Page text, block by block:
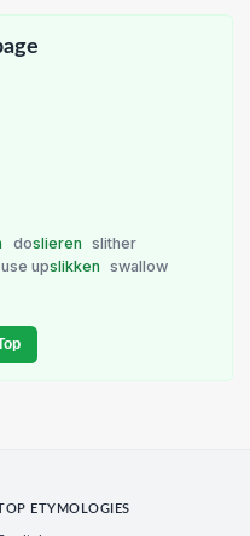
doslieren
slither
use upslikken
swallow
TOP ETYMOLOGIES